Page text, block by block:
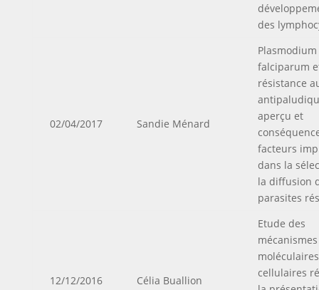
des
02/04/2017 Sandie Ménard
Plasmodium
falciparum
résistance
aperçu et
facteurs
dans la
la diffusion
parasites
12/12/2016 Célia Buallion
Etude des
mécanismes
cellulaires